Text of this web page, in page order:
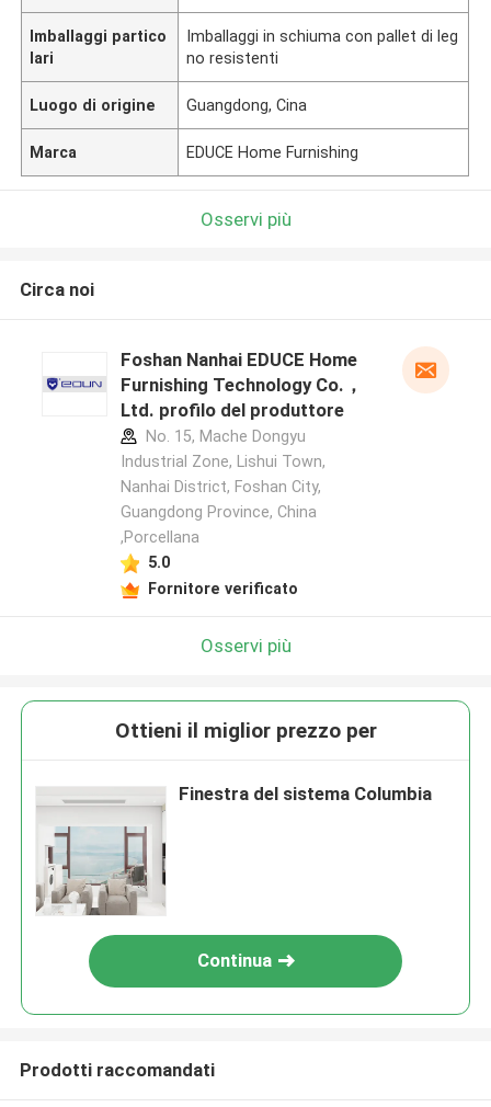
Imballaggi partico
lari
Imballaggi in schiuma con pallet di leg
no resistenti
Luogo di origine Guangdong, Cina
Marca EDUCE Home Furnishing
Osservi più
Circa noi
Foshan Nanhai EDUCE Home
Furnishing Technology Co.，
Ltd. profilo del produttore
No. 15, Mache Dongyu
Industrial Zone, Lishui Town,
Nanhai District, Foshan City,
Guangdong Province, China
,Porcellana
5.0
Fornitore verificato
Osservi più
Ottieni il miglior prezzo per
Finestra del sistema Columbia
Continua
Prodotti raccomandati